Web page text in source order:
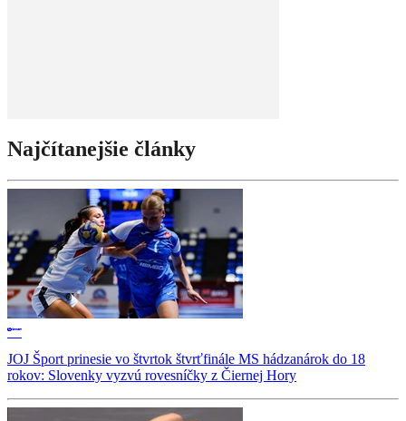
Najčítanejšie články
JOJ Šport prinesie vo štvrtok štvrťfinále MS hádzanárok do 18
rokov: Slovenky vyzvú rovesníčky z Čiernej Hory